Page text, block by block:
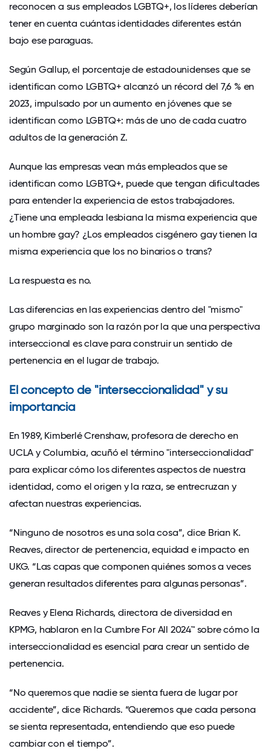
reconocen a sus empleados LGBTQ+, los líderes deberían
tener en cuenta cuántas identidades diferentes están
bajo ese paraguas.
Según Gallup, el porcentaje de estadounidenses que se
identifican como LGBTQ+ alcanzó un récord del 7,6 % en
2023, impulsado por un aumento en jóvenes que se
identifican como LGBTQ+: más de uno de cada cuatro
adultos de la generación Z.
Aunque las empresas vean más empleados que se
identifican como LGBTQ+, puede que tengan dificultades
para entender la experiencia de estos trabajadores.
¿Tiene una empleada lesbiana la misma experiencia que
un hombre gay? ¿Los empleados cisgénero gay tienen la
misma experiencia que los no binarios o trans?
La respuesta es no.
Las diferencias en las experiencias dentro del "mismo"
grupo marginado son la razón por la que una perspectiva
interseccional es clave para construir un sentido de
pertenencia en el lugar de trabajo.
El concepto de "interseccionalidad" y su
importancia
En 1989, Kimberlé Crenshaw, profesora de derecho en
UCLA y Columbia, acuñó el término "interseccionalidad"
para explicar cómo los diferentes aspectos de nuestra
identidad, como el origen y la raza, se entrecruzan y
afectan nuestras experiencias.
“Ninguno de nosotros es una sola cosa”, dice Brian K.
Reaves, director de pertenencia, equidad e impacto en
UKG. “Las capas que componen quiénes somos a veces
generan resultados diferentes para algunas personas”.
Reaves y Elena Richards, directora de diversidad en
KPMG, hablaron en la Cumbre For All 2024™ sobre cómo la
interseccionalidad es esencial para crear un sentido de
pertenencia.
“No queremos que nadie se sienta fuera de lugar por
accidente”, dice Richards. “Queremos que cada persona
se sienta representada, entendiendo que eso puede
cambiar con el tiempo”.